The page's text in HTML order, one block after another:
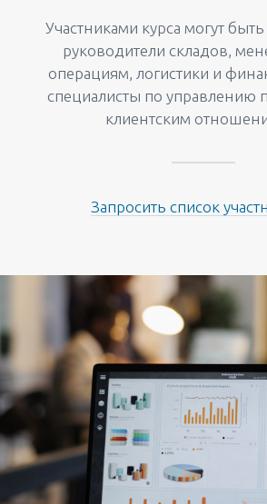
Участниками курса могут
руководители складов,
операциям, логистики и
специалисты по управлению
клиентским
Запросить список